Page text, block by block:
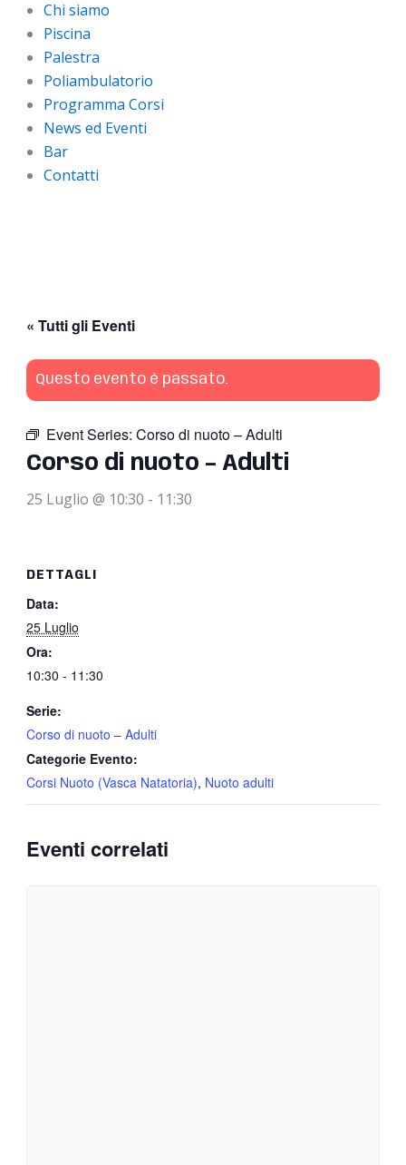
Chi siamo
Piscina
Palestra
Poliambulatorio
Programma Corsi
News ed Eventi
Bar
Contatti
« Tutti gli Eventi
Questo evento è passato.
Event Series: Corso di nuoto – Adulti
Corso di nuoto – Adulti
25 Luglio @ 10:30 - 11:30
DETTAGLI
Data:
25 Luglio
Ora:
10:30 - 11:30
Serie:
Corso di nuoto – Adulti
Categorie Evento:
Corsi Nuoto (Vasca Natatoria), Nuoto adulti
Eventi correlati